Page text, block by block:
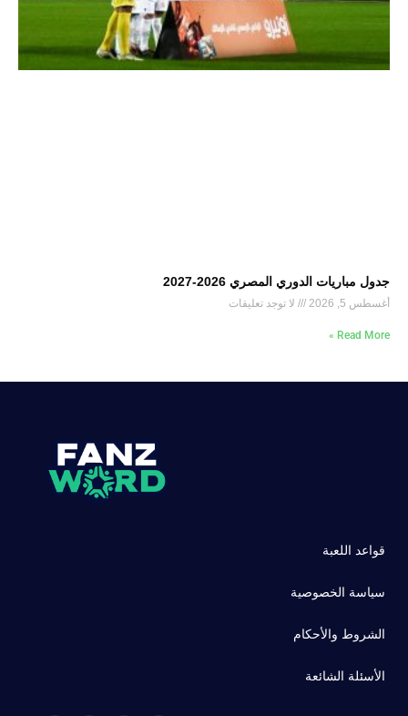
جدول مباريات الدوري المصري 2026-2027
أغسطس 5, 2026 لا توجد تعليقات
Read More »
قواعد اللعبة
سياسة الخصوصية
الشروط والأحكام
الأسئلة الشائعة